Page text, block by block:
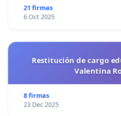
21 firmas
6 Oct 2025
Restitución de cargo
Valentina
8 firmas
23 Dec 2025